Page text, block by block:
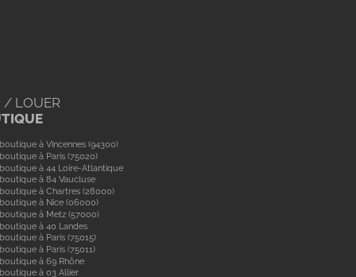
/ LOUER
à Vincennes (94300)
à Paris (75020)
à 44 Loire-Atlantique
à 84 Vaucluse
à Chartres (28000)
à Nice (06000)
à Metz (57000)
à 40 Landes
à Paris (75015)
à Paris (75011)
à 69 Rhône
à 03 Allier